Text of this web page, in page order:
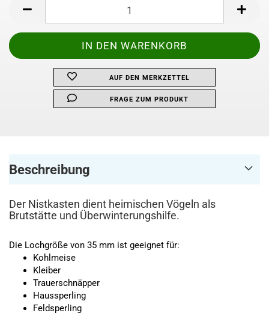
AUF DEN MERKZETTEL
FRAGE ZUM PRODUKT
Beschreibung
Der Nistkasten dient heimischen Vögeln als
Brutstätte und Überwinterungshilfe.
Die Lochgröße von 35 mm ist geeignet für:
Kohlmeise
Kleiber
Trauerschnäpper
Haussperling
Feldsperling